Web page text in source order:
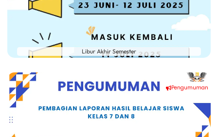
Libur Akhir Semester
Pengumuman